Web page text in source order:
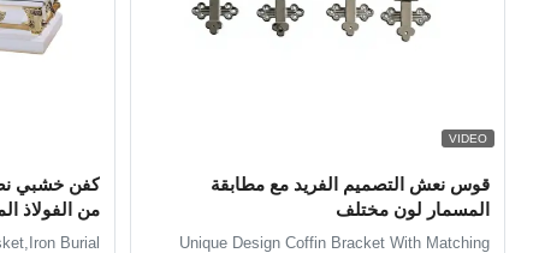
VIDEO
قوس نعش التصميم الفريد مع مطابقة
المسمار لون مختلف
Unique Design Coffin Bracket With Matching
كفن خشبي
من الفولاذ
استثنائية
Burial